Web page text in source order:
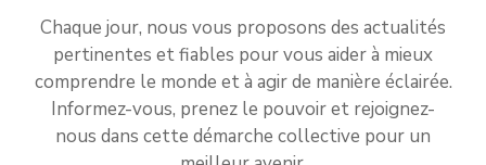
Chaque jour, nous vous proposons des actualités
pertinentes et fiables pour vous aider à mieux
comprendre le monde et à agir de manière éclairée.
Informez-vous, prenez le pouvoir et rejoignez-
nous dans cette démarche collective pour un